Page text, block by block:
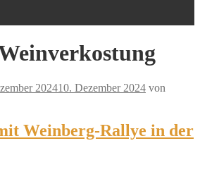
202410. Dezember 2024 von
Weinberg-Rallye in der